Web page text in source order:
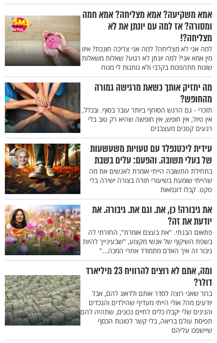
אמא משקיעה? אמא מצליחה? אמא חמה
ומסורה? אז למה עם יונתן את לא
מצליחה?!
למה אני לא מצליחה? למה אני צריכה חונכת? איזו
מין אמא אני? למה יונתן לא רגוע? שאלות משאלות
שונות מתהפכות בקרבי ולא נותנות לי מנוח
מה יחזיק אותך כשאת מרגישה גמורה
מהחופש?
תזכרי - גם הרגש הסוחף ביותר עובר בסוף. ובכלל,
אין טיול, אין חופש, אין חופשה שהיא רק טוב בלי
רגעים קטנים מעצבנים
עידית ליכטנפלד עם טעויות משעשעות
של בעלי תשובה. והפעם: עלים בשבת
בתחילת התשובה הייתי אומרת לאנשים את מה
שהייתי שומעת בשיעורי תורה בצורה ישירה בלי
טקט. קבלו דוגמאות
את גיבורה! כן, את. וגם את. גיבורה. את
יודעת את זה?
פתאום הבנתי. "את בעצם אומרת", החזרתי לה
בשפת השיקוף של אנשי מקצוע, "שבעינייך להיות
גיבור זה איך האדם מתמודד אחרי המכה..."
ומה, אתם לא רוצים להרוויח 23 מיליארד
דולר?
ברור שאני רוצה לסדר אותם ולדאוג להם, אבל
יודעים מה? אולי הייתי מעדיף שהילדים והנכדים
והנינים שלי יקבלו כלים לחיים נכונים, שתהיה להם
תפיסת עולם בריאה, בלי קשר לטונות הכסף
שיישפכו עליהם